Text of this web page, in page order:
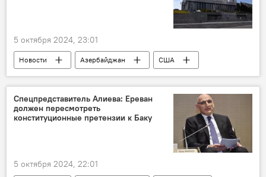
5 октября 2024, 23:01
Новости Азербайджан
США
Армения
Южный Кавказ
Политика
МИД Азербайджана
Джейхун Байрамов
Госдепартамент США
Энтони Блинкен
Спецпредставитель Алиева: Ереван
должен пересмотреть
конституционные претензии к Баку
5 октября 2024, 22:01